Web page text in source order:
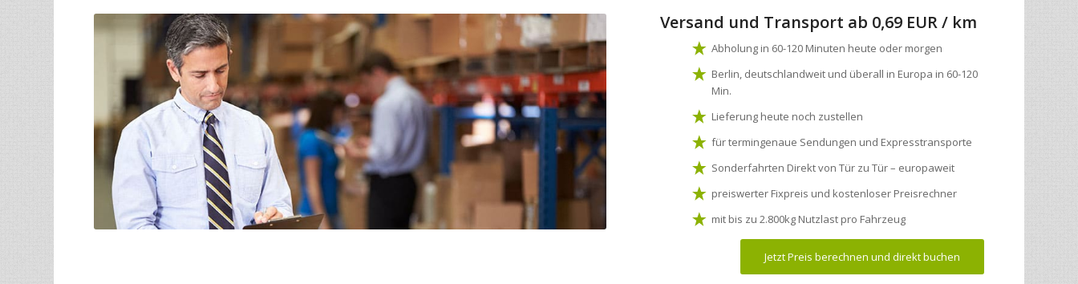
Versand und Transport ab 0,69 EUR / km
Abholung in 60-120 Minuten heute oder morgen
Berlin, deutschlandweit und überall in Europa in 60-120
Min.
Lieferung heute noch zustellen
für termingenaue Sendungen und Expresstransporte
Sonderfahrten Direkt von Tür zu Tür – europaweit
preiswerter Fixpreis und kostenloser Preisrechner
mit bis zu 2.800kg Nutzlast pro Fahrzeug
Jetzt Preis berechnen und direkt buchen